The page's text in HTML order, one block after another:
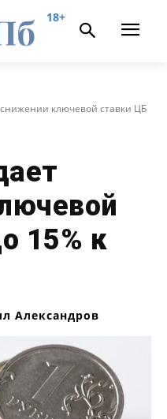
18+
ключевой ставки ЦБ
15% к
Александров